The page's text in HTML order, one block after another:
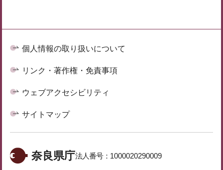
個人情報の取り扱いについて
リンク・著作権・免責事項
ウェブアクセシビリティ
サイトマップ
奈良県庁法人番号： 1000020290009